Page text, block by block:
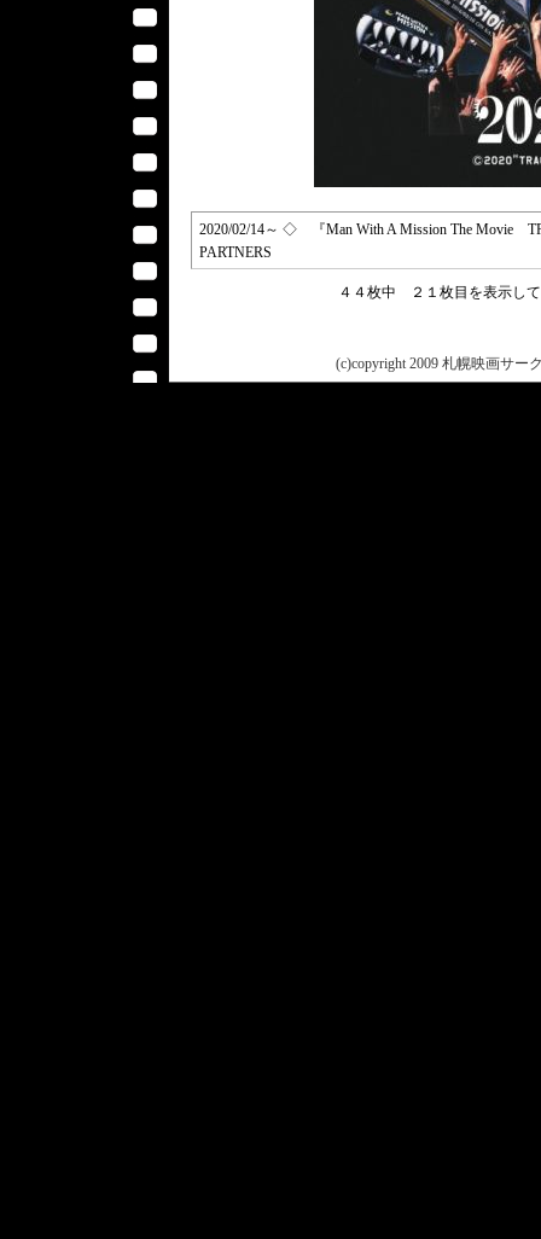
2020/02/14～ ◇ 『Man With A Mission The Movie
PARTNERS
４４枚中 ２１枚目を表示し
(c)copyright 2009 札幌映画サー